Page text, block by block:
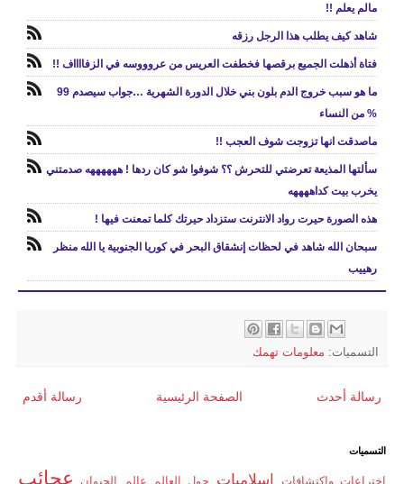
مالم يعلم !!
شاهد كيف يطلب هذا الرجل رزقه
فتاة أذهلت الجميع برقصها فخطفت العريس من عروووسه في الزفااااف !!
ما هو سبب خروج الدم بلون بني خلال الدورة الشهرية …جواب سيصدم 99
% من النساء
ماصدقت انها تزوجت شوف العجب !!
سألتها المذيعة تعرضتي للتحرش ؟؟ شوفوا شو كان ردها ! ههههههه صدمتني
يخرب بيت كداههههه
هذه الصورة حيرت رواد الانترنت ستزداد حيرتك كلما تمعنت فيها !
سبحان الله شاهد في لحظات إنشقاق البحر في كوريا الجنوبية يا الله منظر
رهييب
التسميات: معلومات تهمك
رسالة أحدث رسالة أقدم الصفحة الرئيسية
التسميات
اختراعات واكتشافات اسلاميات حول العالم عالم الحيوان عجائب